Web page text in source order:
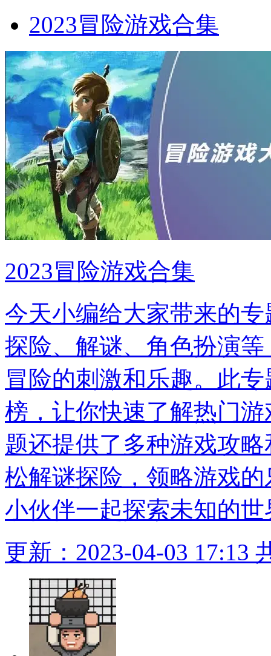
2023冒险游戏合集
2023冒险游戏合集
今天小编给大家带来的
探险、解谜、角色扮演
冒险的刺激和乐趣。此
榜，让你快速了解热门
题还提供了多种游戏攻
松解谜探险，领略游戏
小伙伴一起探索未知的世
更新：2023-04-03 17:13